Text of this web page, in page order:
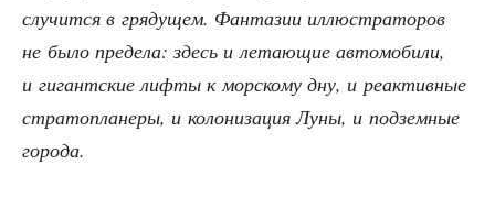
слу­чит­ся в гря­ду­щем. Фан­та­зии иллю­стра­то­ров
не было пре­де­ла: здесь и лета­ю­щие авто­мо­би­ли,
и гигант­ские лиф­ты к мор­ско­му дну, и реак­тив­ные
стра­то­пла­не­ры, и коло­ни­за­ция Луны, и под­зем­ные
города.